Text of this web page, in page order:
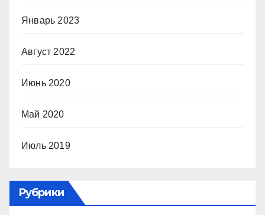
Январь 2023
Август 2022
Июнь 2020
Май 2020
Июль 2019
Рубрики